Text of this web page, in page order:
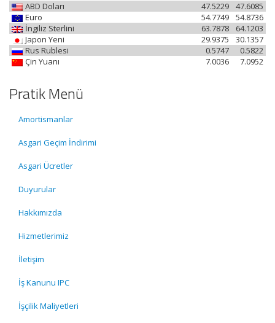
ABD Doları 47.6085
47.5229
Euro
54.8736
54.7749
İngiliz Sterlini
64.1203
63.7878
Japon Yeni
30.1357
29.9375
Rus Rublesi
0.5822
0.5747
Çin Yuanı
7.0952
7.0036
Pratik Menü
Amortismanlar
Asgari Geçim İndirimi
Asgari Ücretler
Duyurular
Hakkımızda
Hizmetlerimiz
İletişim
İş Kanunu IPC
İşçilik Maliyetleri